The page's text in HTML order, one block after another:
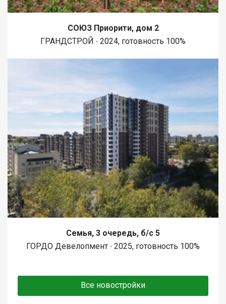
СОЮЗ Приорити, дом 2
ГРАНДСТРОЙ ∙ 2024, готовность 100%
Семья, 3 очередь, б/с 5
ГОРДО Девелопмент ∙ 2025, готовность 100%
Все новостройки